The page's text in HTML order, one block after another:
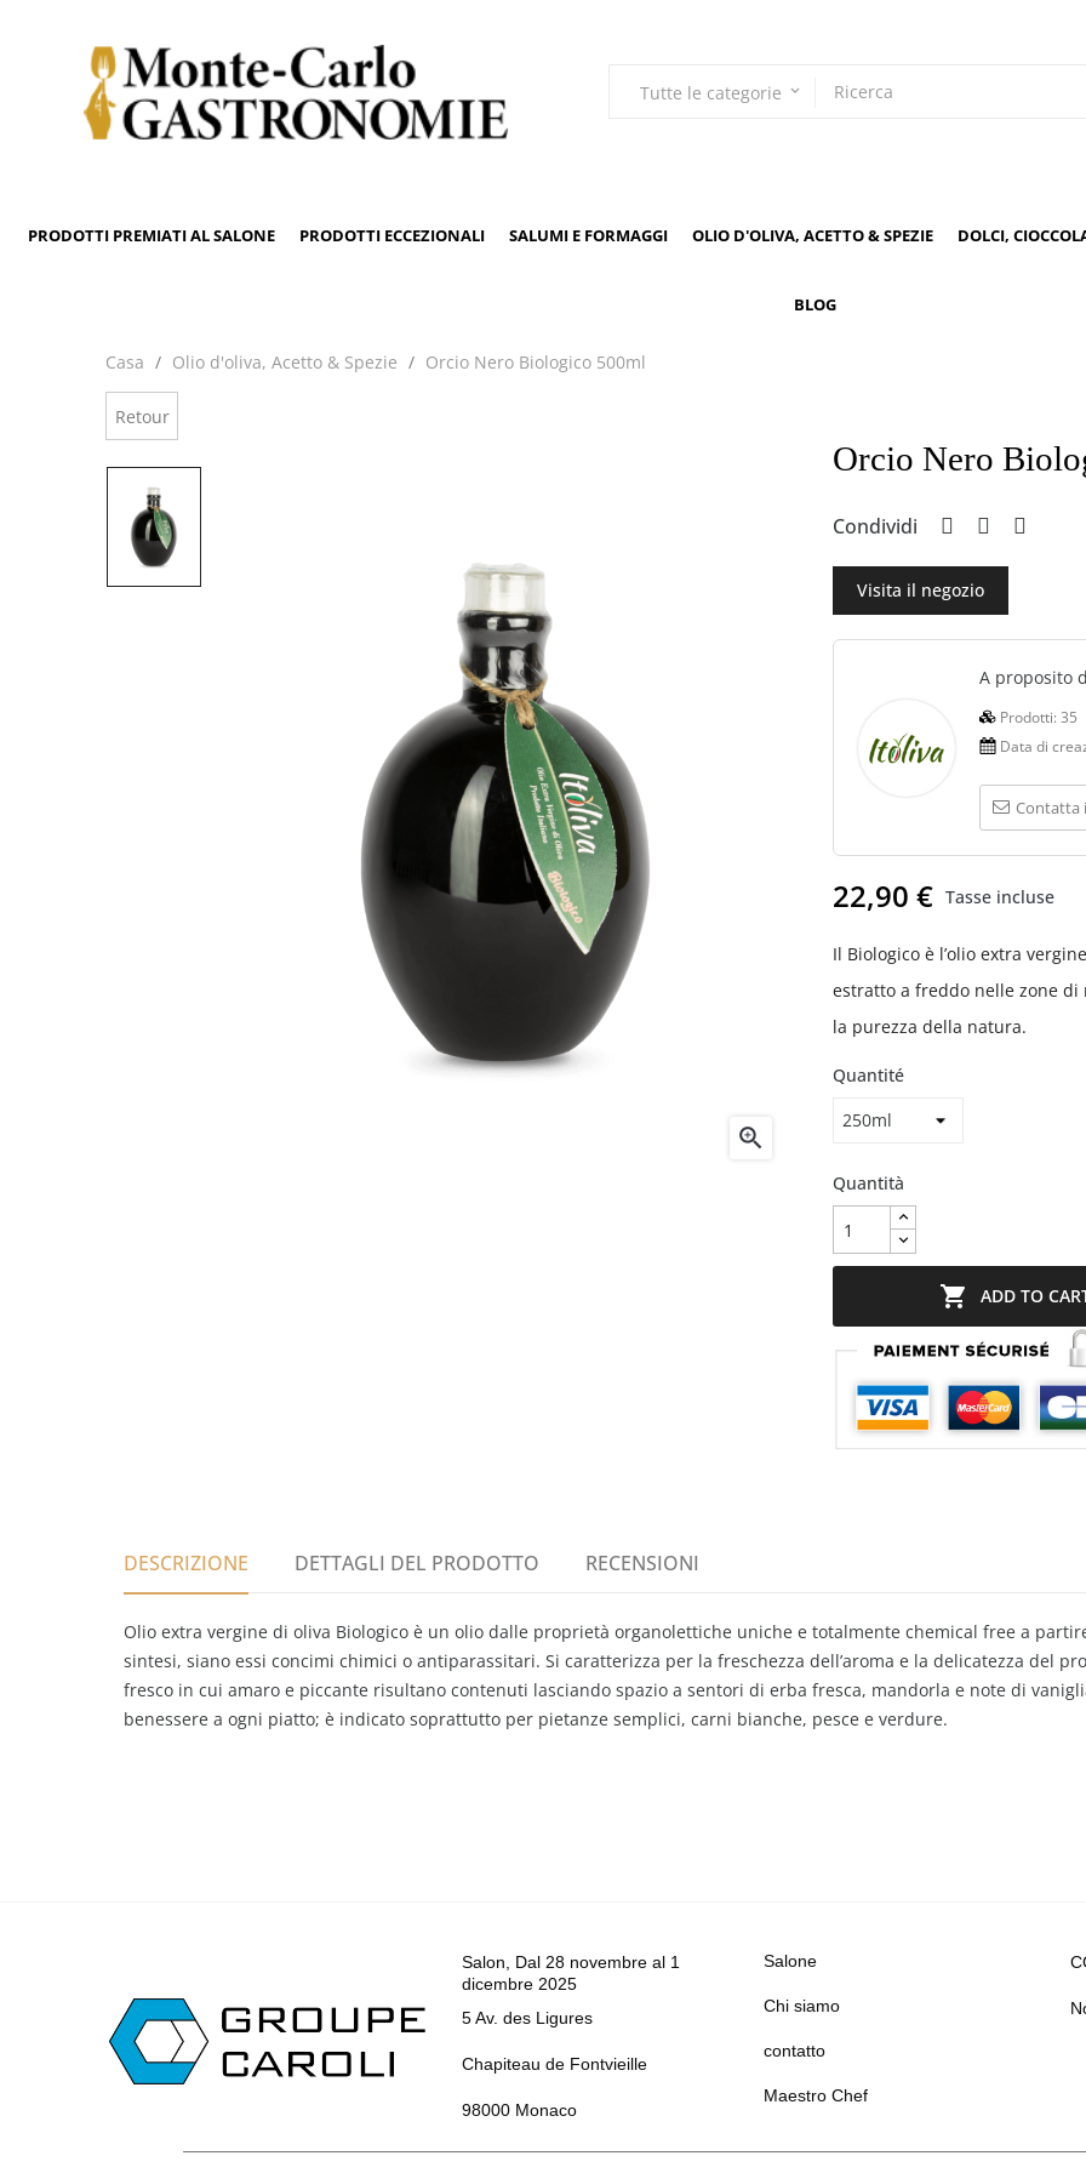
Tutte le categorie keyboard_arrow_down
PRODOTTI PREMIATI AL SALONE PRODOTTI ECCEZIONALI SALUMI E FORMAGGI OLIO D'OLIVA, ACETTO & SPEZIE DOLCI,
BLOG
Casa Olio d'oliva, Acetto & Spezie Orcio Nero Biologico 500ml
Retour

Orcio Nero
Condividi
Visita il negozio
A proposito
Prodotti: 35
Data di
Contatta
22,90 € Tasse incluse
Il Biologico è l’olio extra
estratto a freddo nelle zone
la purezza della natura.
Quantité
Quantità
 ADD TO
DESCRIZIONE DETTAGLI DEL PRODOTTO RECENSIONI
Olio extra vergine di oliva Biologico è un olio dalle proprietà organolettiche uniche e totalmente chemical free a
sintesi, siano essi concimi chimici o antiparassitari. Si caratterizza per la freschezza dell’aroma e la delicatezza del
fresco in cui amaro e piccante risultano contenuti lasciando spazio a sentori di erba fresca, mandorla e note di
benessere a ogni piatto; è indicato soprattutto per pietanze semplici, carni bianche, pesce e verdure.
Salon, Dal 28 novembre al 1
dicembre 2025
5 Av. des Ligures
Chapiteau de Fontvieille
98000 Monaco
Salone
Chi siamo
contatto
Maestro Chef